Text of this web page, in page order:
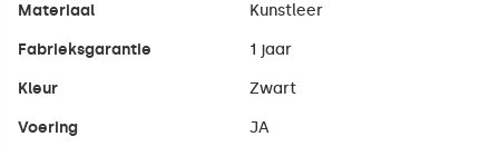
Materiaal Kunstleer
Fabrieksgarantie 1 jaar
Kleur Zwart
Voering JA